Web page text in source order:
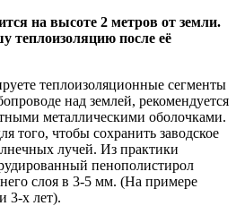
на высоте 2 метров от земли.
теплоизоляцию после её
теплоизоляционные сегменты
над землей, рекомендуется
металлическими оболочками.
того, чтобы сохранить заводское
лучей. Из практики
пенополистирол
слоя в 3-5 мм. (На примере
3-х лет).